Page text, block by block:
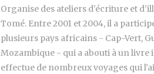
Organise des ateliers d'écriture et
Tomé. Entre 2001 et 2004, il a
plusieurs pays africains - Cap-Vert,
Mozambique - qui a abouti à un livre
effectue de nombreux voyages qui